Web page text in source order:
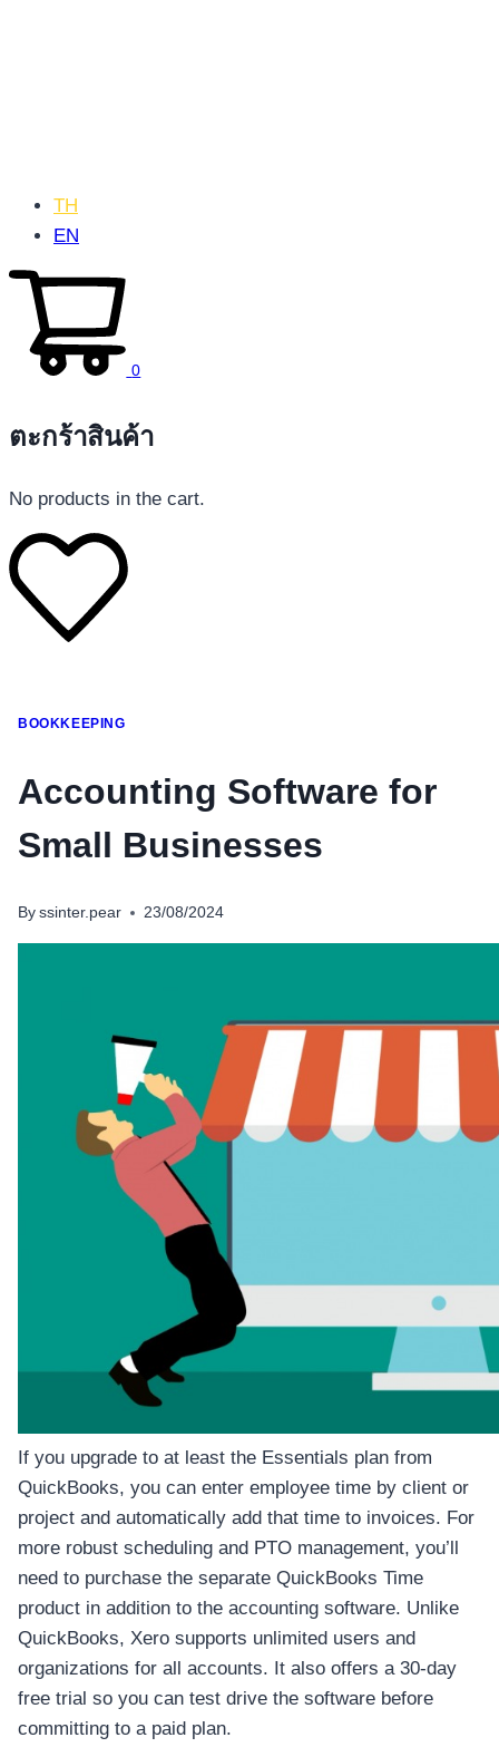
โทรศัพท์มือถือ
อุปกรณ์เสริมโทรศัพท์
สินค้าตามแบรนด์
TH
EN
0
ตะกร้าสินค้า
No products in the cart.
BOOKKEEPING
Accounting Software for
Small Businesses
By ssinter.pear 23/08/2024
If you upgrade to at least the Essentials plan from
QuickBooks, you can enter employee time by client or
project and automatically add that time to invoices. For
more robust scheduling and PTO management, you’ll
need to purchase the separate QuickBooks Time
product in addition to the accounting software. Unlike
QuickBooks, Xero supports unlimited users and
organizations for all accounts. It also offers a 30-day
free trial so you can test drive the software before
committing to a paid plan.